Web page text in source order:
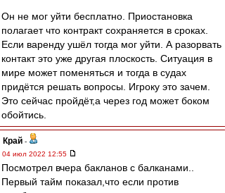
Он не мог уйти бесплатно. Приостановка
полагает что контракт сохраняется в сроках.
Если варенду ушёл тогда мог уйти. А разорвать
контакт это уже другая плоскость. Ситуация в
мире может поменяться и тогда в судах
придётся решать вопросы. Игроку это зачем.
Это сейчас пройдёт,а через год может боком
обойтись.
Край -
04 июл 2022 12:55
Посмотрел вчера бакланов с балканами..
Первый тайм показал,что если против